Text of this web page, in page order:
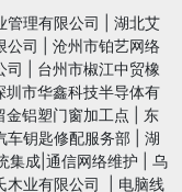
管理有限公司
湖北艾
公司
沧州市铂艺网络
司
台州市椒江中贸橡
圳市华鑫科技半导体有
金铝塑门窗加工点
东
车钥匙修配服务部
湖
集成|通信网络维护
乌
木业有限公司 电脑线